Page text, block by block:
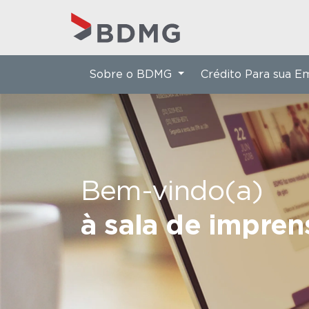
Bem-vindo(a)
à sala de
Sobre o BDMG Crédito Para sua